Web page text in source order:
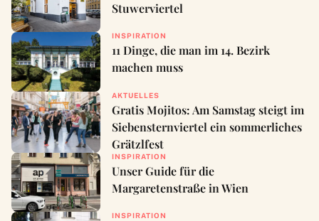
Stuwerviertel
INSPIRATION
11 Dinge, die man im 14. Bezirk
machen muss
AKTUELLES
Gratis Mojitos: Am Samstag steigt im
Siebensternviertel ein sommerliches
Grätzlfest
INSPIRATION
Unser Guide für die
Margaretenstraße in Wien
INSPIRATION